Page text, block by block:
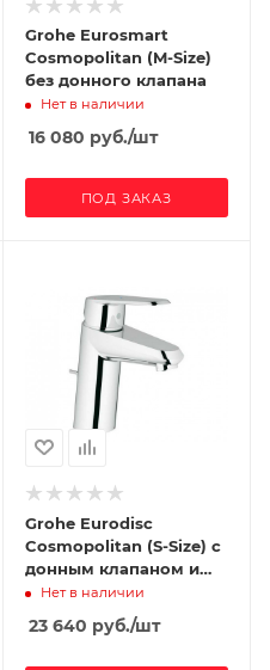
Grohe Eurosmart
Cosmopolitan (M-Size)
без донного клапана
Нет в наличии
16 080 руб./шт
ПОД ЗАКАЗ
Grohe Eurodisc
Cosmopolitan (S-Size) с
донным клапаном и
энергосберегающим
картриджем
Нет в наличии
23 640 руб./шт